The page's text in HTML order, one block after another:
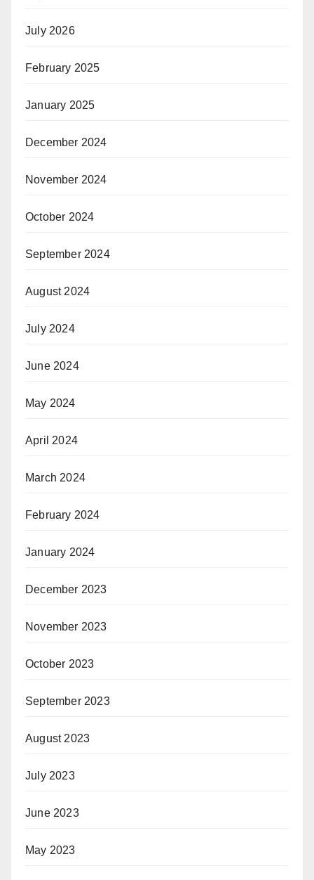
July 2026
February 2025
January 2025
December 2024
November 2024
October 2024
September 2024
August 2024
July 2024
June 2024
May 2024
April 2024
March 2024
February 2024
January 2024
December 2023
November 2023
October 2023
September 2023
August 2023
July 2023
June 2023
May 2023